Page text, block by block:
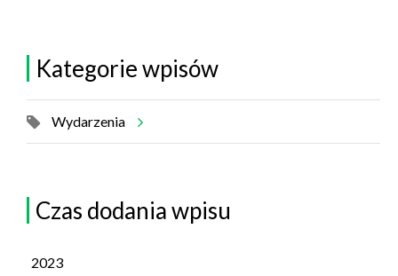
Kategorie wpisów
Wydarzenia
Czas dodania wpisu
2023